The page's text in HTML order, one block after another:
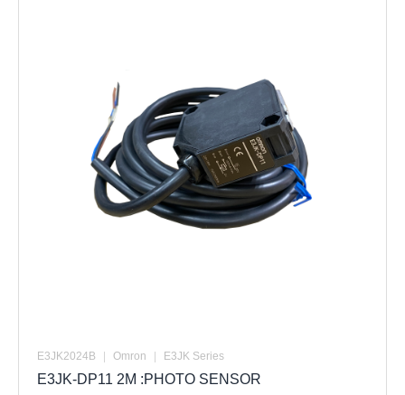
E3JK2024B | Omron | E3JK Series
E3JK-DP11 2M :PHOTO SENSOR